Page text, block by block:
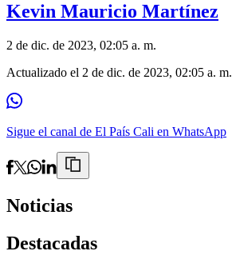
Kevin Mauricio Martínez
2 de dic. de 2023, 02:05 a. m.
Actualizado el 2 de dic. de 2023, 02:05 a. m.
Sigue el canal de El País Cali en WhatsApp
Noticias
Destacadas